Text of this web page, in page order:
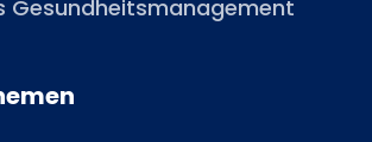
Gesundheitsmanagement